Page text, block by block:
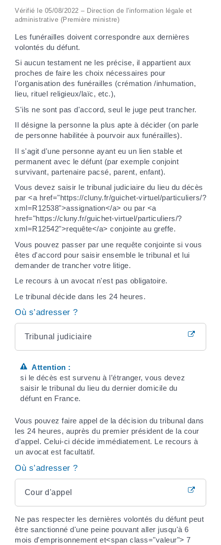
Vérifié le 05/08/2022 – Direction de l'information légale et
administrative (Première ministre)
Les funérailles doivent correspondre aux dernières
volontés du défunt.
Si aucun testament ne les précise, il appartient aux
proches de faire les choix nécessaires pour
l'organisation des funérailles (crémation /inhumation,
lieu, rituel religieux/laïc, etc.),
S'ils ne sont pas d'accord, seul le juge peut trancher.
Il désigne la personne la plus apte à décider (on parle
de personne habilitée à pourvoir aux funérailles).
Il s'agit d'une personne ayant eu un lien stable et
permanent avec le défunt (par exemple conjoint
survivant, partenaire pacsé, parent, enfant).
Vous devez saisir le tribunal judiciaire du lieu du décès
par <a href="https://cluny.fr/guichet-virtuel/particuliers/?
xml=R12538">assignation</a> ou par <a
href="https://cluny.fr/guichet-virtuel/particuliers/?
xml=R12542">requête</a> conjointe au greffe.
Vous pouvez passer par une requête conjointe si vous
êtes d'accord pour saisir ensemble le tribunal et lui
demander de trancher votre litige.
Le recours à un avocat n'est pas obligatoire.
Le tribunal décide dans les 24 heures.
Où s’adresser ?
Tribunal judiciaire
Attention :
si le décès est survenu à l’étranger, vous devez
saisir le tribunal du lieu du dernier domicile du
défunt en France.
Vous pouvez faire appel de la décision du tribunal dans
les 24 heures, auprès du premier président de la cour
d'appel. Celui-ci décide immédiatement. Le recours à
un avocat est facultatif.
Où s’adresser ?
Cour d'appel
Ne pas respecter les dernières volontés du défunt peut
être sanctionné d'une peine pouvant aller jusqu'à 6
mois d'emprisonnement et<span class="valeur"> 7